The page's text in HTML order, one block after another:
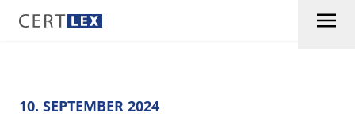
10. SEPTEMBER 2024